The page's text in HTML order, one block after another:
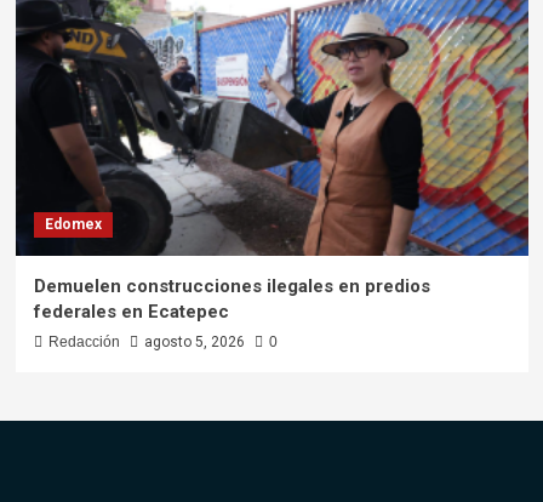
Edomex
Demuelen construcciones ilegales en predios
federales en Ecatepec
Redacción agosto 5, 2026 0